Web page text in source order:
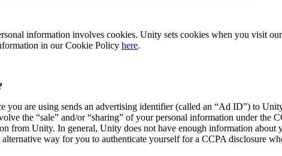
information involves cookies. Unity sets cookies when you visit
in our Cookie Policy here.
are using sends an advertising identifier (called an “Ad ID”) to
the “sale” and/or “sharing” of your personal information under the
from Unity. In general, Unity does not have enough information
way for you to authenticate yourself for a CCPA disclosure